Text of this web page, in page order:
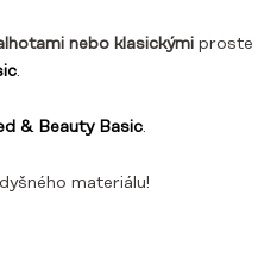
nebo klasickými proste
.
& Beauty Basic.
materiálu!